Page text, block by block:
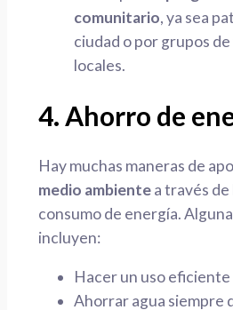
comunitario, ya sea
ciudad o por grupos
locales.
4. Ahorro de
Hay muchas maneras de
medio ambientea través
consumo de energía.
incluyen:
Hacer un uso eficiente
Ahorrar agua siempre